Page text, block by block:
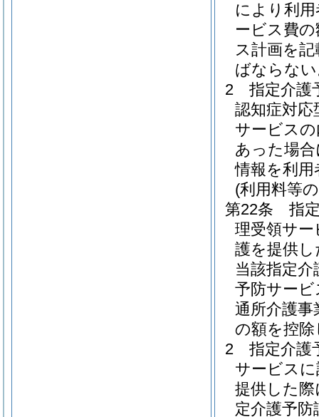
により利
ービス費
ス計画を
ばならな
2
指定介護
認知症対
サービス
あった場
情報を利
(利用料等
第22条
指
理受領サー
護を提供
当該指定
予防サービ
通所介護
の額を控
2
指定介護
サービス
提供した
定介護予